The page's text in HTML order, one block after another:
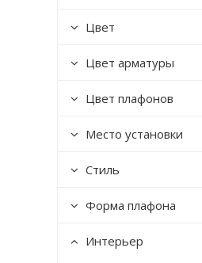
Цвет
Цвет арматуры
Цвет плафонов
Место установки
Стиль
Форма плафона
Интерьер